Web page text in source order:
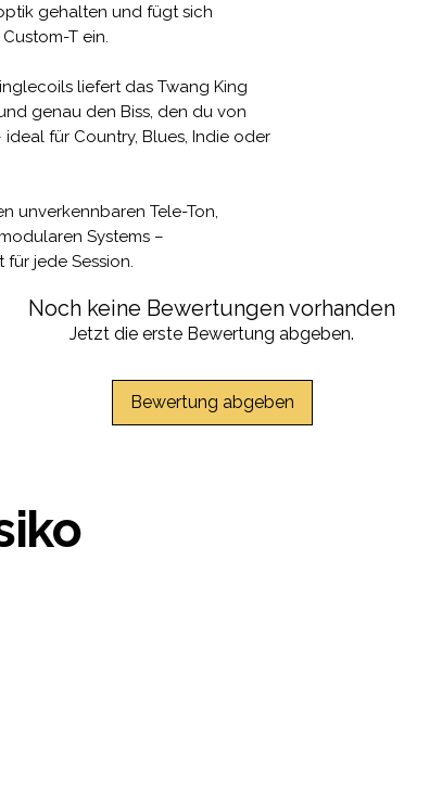
gehalten und fügt sich
T ein.
liefert das Twang King
genau den Biss, den du von
für Country, Blues, Indie oder
unverkennbaren Tele-Ton,
Systems –
jede Session.
Noch keine Bewertungen vorhanden
Jetzt die erste Bewertung abgeben.
Bewertung abgeben